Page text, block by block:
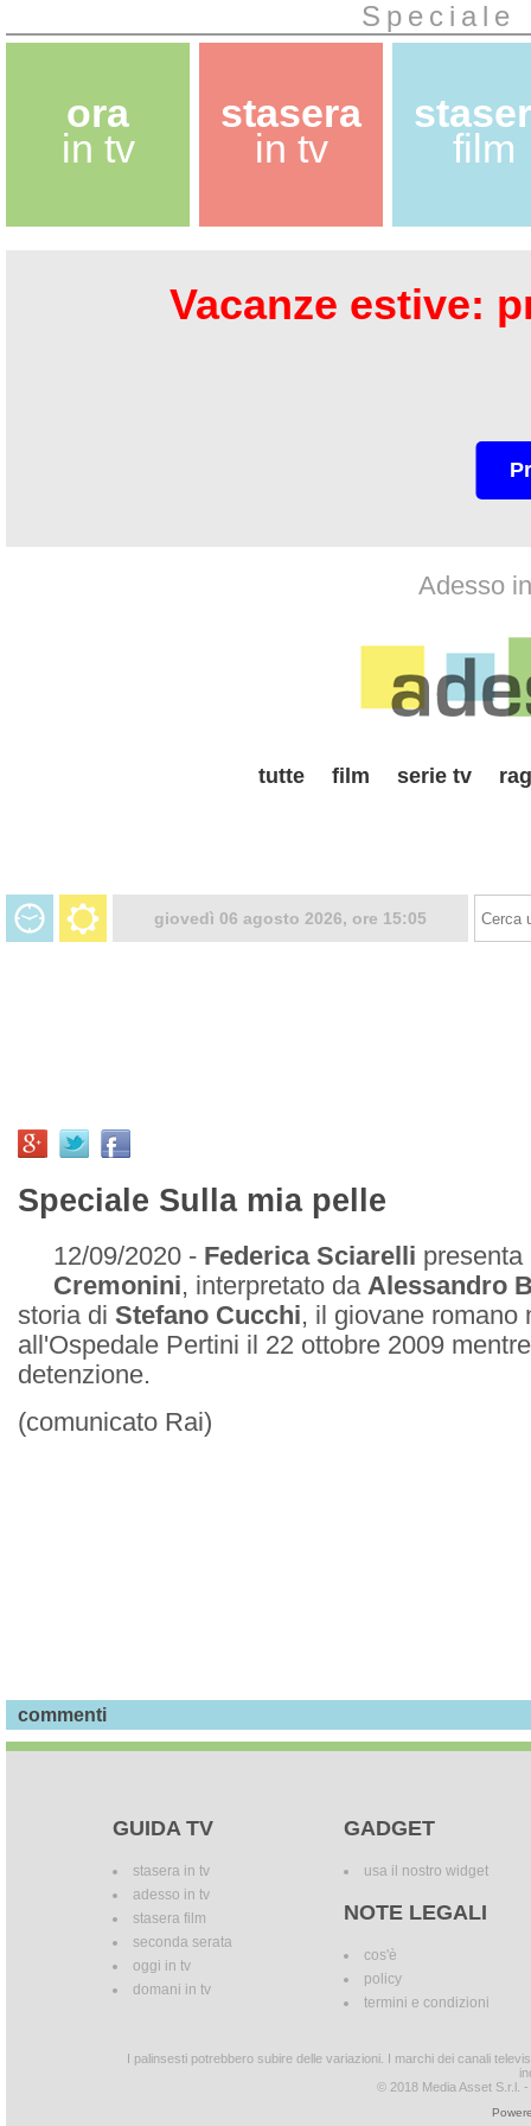
Speciale
ora
in tv
stasera
in tv
film
Vacanze estive:
Adesso
tutte film serie tv
giovedì 06 agosto 2026, ore 15:05
Speciale Sulla mia pelle
12/09/2020 - Federica Sciarelli
Cremonini, interpretato da Alessandro
storia di Stefano Cucchi, il giovane romano
all'Ospedale Pertini il 22 ottobre 2009
detenzione.
(comunicato Rai)
commenti
GUIDA TV
stasera in tv
adesso in tv
stasera film
seconda serata
oggi in tv
domani in tv
GADGET
usa il nostro widget
NOTE LEGALI
cos'è
policy
termini e condizioni
I palinsesti potrebbero subire delle variazioni. I marchi dei canali
© 2018 Media Asset S.r.l.